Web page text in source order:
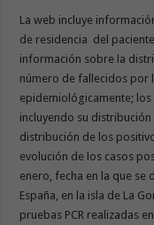
La web incluye
de residencia del
información sobre la
número de fallecidos por
epidemiológicamente;
incluyendo su
distribución de los
evolución de los casos
enero, fecha en la que se
España, en la isla de La
pruebas PCR realizadas